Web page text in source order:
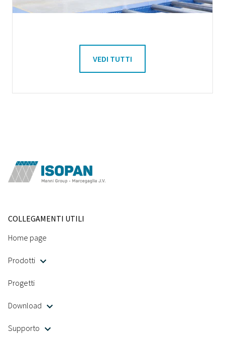
VEDI TUTTI
COLLEGAMENTI UTILI
Home page
Prodotti
Progetti
Download
Supporto